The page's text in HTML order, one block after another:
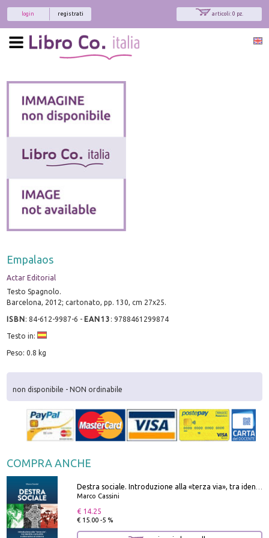
articoli: 0 pz.
registrati
login
Empalaos
Actar Editorial
Testo Spagnolo.
Barcelona, 2012; cartonato, pp. 130, cm 27x25.
ISBN:84-612-9987-6 - EAN13 :9788461299874
Testo in:
Peso: 0.8 kg
non disponibile - NON ordinabile
COMPRA ANCHE
Marco Cassini
€ 14.25
€ 15.00 -5 %